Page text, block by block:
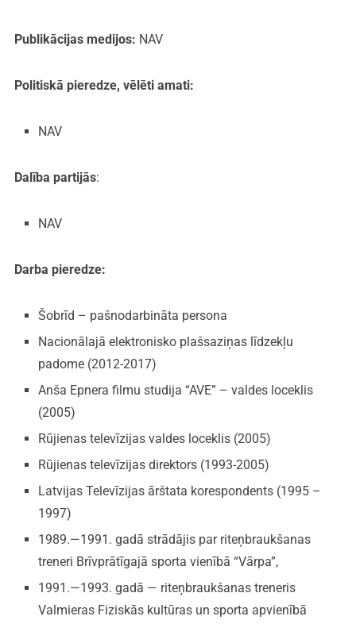
Publikācijas medijos: NAV
Politiskā pieredze, vēlēti amati:
NAV
Dalība partijās:
NAV
Darba pieredze:
Šobrīd – pašnodarbināta persona
Nacionālajā elektronisko plašsaziņas līdzekļu
padome (2012-2017)
Anša Epnera filmu studija “AVE” – valdes loceklis
(2005)
Rūjienas televīzijas valdes loceklis (2005)
Rūjienas televīzijas direktors (1993-2005)
Latvijas Televīzijas ārštata korespondents (1995 –
1997)
1989.—1991. gadā strādājis par riteņbraukšanas
treneri Brīvprātīgajā sporta vienībā “Vārpa”,
1991.—1993. gadā — riteņbraukšanas treneris
Valmieras Fiziskās kultūras un sporta apvienībā